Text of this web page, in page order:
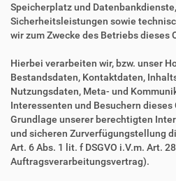
Speicherplatz und
Sicherheitsleistungen sowie
wir zum Zwecke des Betriebs dieses
Hierbei verarbeiten wir, bzw. unser
Bestandsdaten, Kontaktdaten,
Nutzungsdaten, Meta- und
Interessenten und Besuchern
Grundlage unserer berechtigten
und sicheren Zurverfügungstellung
Art. 6 Abs. 1 lit. f DSGVO i.V.m. Art.
Auftragsverarbeitungsvertrag).